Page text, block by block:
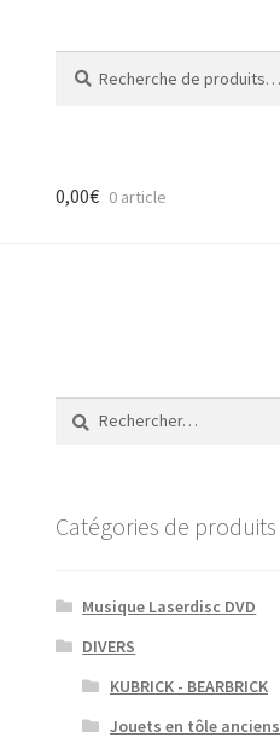
pour :
0,00€ 0 article
Rechercher :
Catégories de produits
Musique Laserdisc DVD
DIVERS
KUBRICK - BEARBRICK
Jouets en tôle anciens